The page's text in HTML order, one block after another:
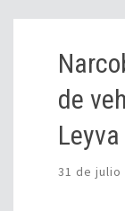
de
Leyva
31 de julio